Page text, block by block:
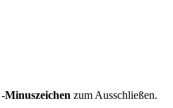
-Minuszeichen zum Ausschließen.